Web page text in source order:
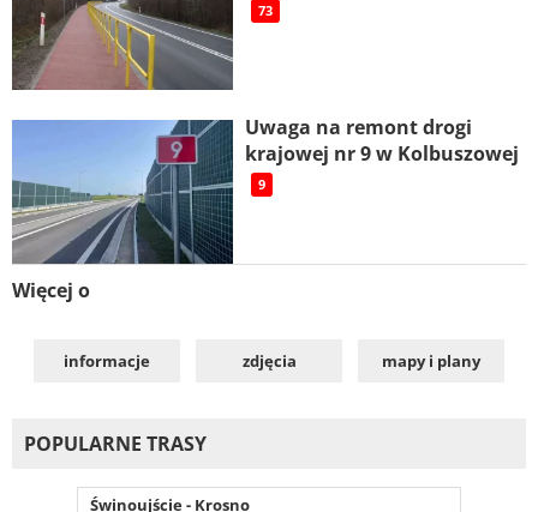
73
Uwaga na remont drogi
krajowej nr 9 w Kolbuszowej
9
Więcej o
informacje zdjęcia mapy i plany
POPULARNE TRASY
Świnoujście - Krosno